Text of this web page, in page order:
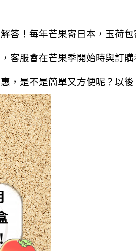
答！ 每年芒果寄日本，玉荷
客服會在芒果季開始時與訂
，是不是簡單又方便呢？ 以後